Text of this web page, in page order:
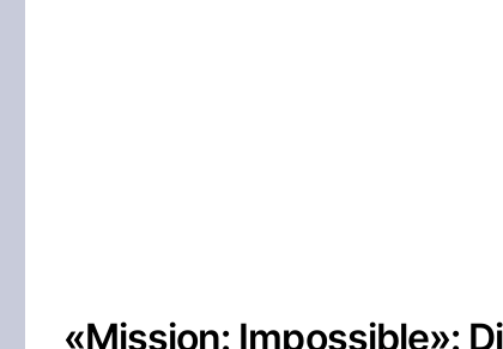
«Mission: Impossible»: